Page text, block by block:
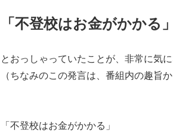
「不登校はお金がかかる」
とおっしゃっていたことが、非常に気に
（ちなみのこの発言は、番組内の趣旨
「不登校はお金がかかる」